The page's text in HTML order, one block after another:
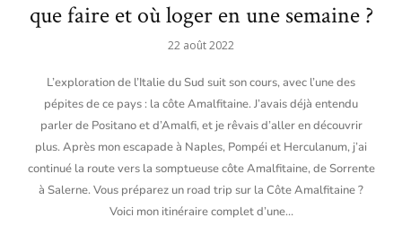
que faire et où loger en une semaine ?
22 août 2022
L’exploration de l’Italie du Sud suit son cours, avec l’une des
pépites de ce pays : la côte Amalfitaine. J’avais déjà entendu
parler de Positano et d’Amalfi, et je rêvais d’aller en découvrir
plus. Après mon escapade à Naples, Pompéi et Herculanum, j’ai
continué la route vers la somptueuse côte Amalfitaine, de Sorrente
à Salerne. Vous préparez un road trip sur la Côte Amalfitaine ?
Voici mon itinéraire complet d’une…